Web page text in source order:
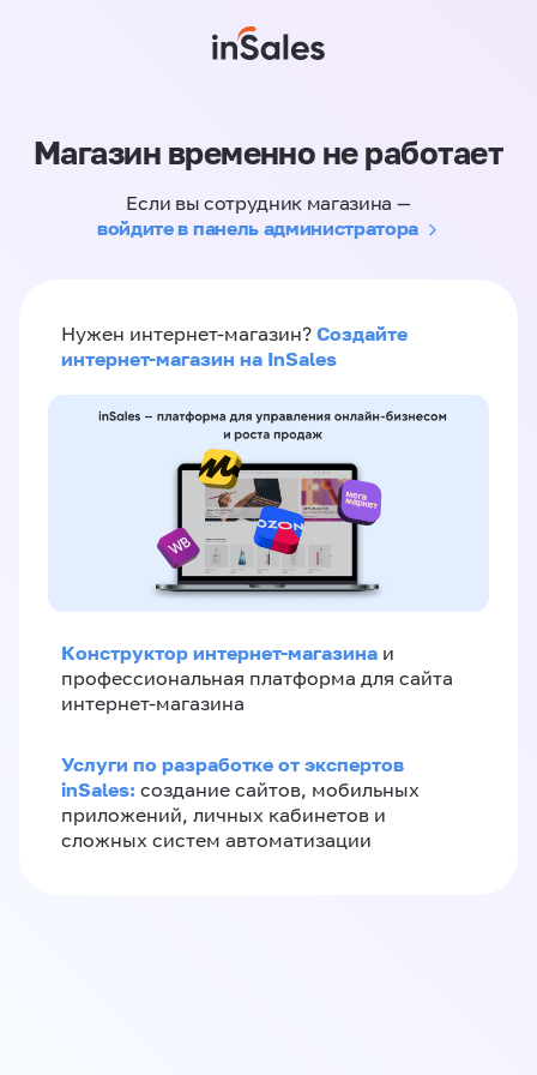
Магазин временно не работает
Если вы сотрудник магазина —
войдите в панель администратора
Нужен интернет-магазин? Создайте
интернет-магазин на InSales
Конструктор интернет-магазина и
профессиональная платформа для сайта
интернет-магазина
Услуги по разработке от экспертов
inSales: создание сайтов, мобильных
приложений, личных кабинетов и
сложных систем автоматизации